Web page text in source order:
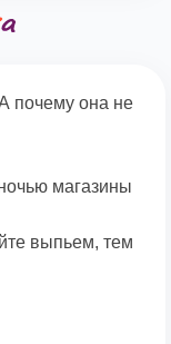
почему она не
магазины
выпьем, тем